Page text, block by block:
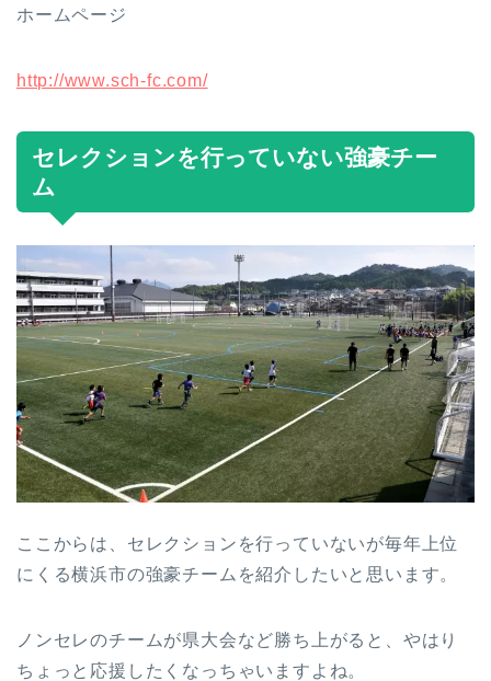
ホームページ
http://www.sch-fc.com/
セレクションを行っていない強豪チー
ム
ここからは、セレクションを行っていないが毎年上位
にくる横浜市の強豪チームを紹介したいと思います。
ノンセレのチームが県大会など勝ち上がると、やはり
ちょっと応援したくなっちゃいますよね。